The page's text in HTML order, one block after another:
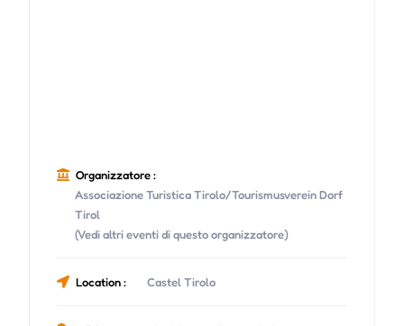
Organizzatore :
Associazione Turistica Tirolo/Tourismusverein Dorf
Tirol
(Vedi altri eventi di questo organizzatore)
Location : Castel Tirolo